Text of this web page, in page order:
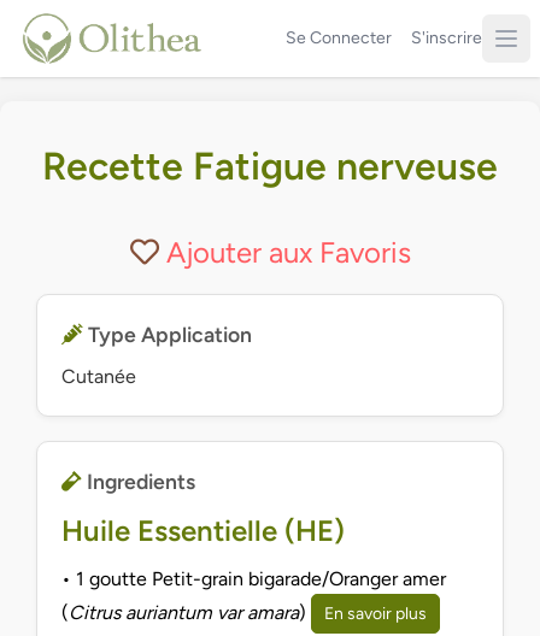
Se Connecter S'inscrire
Recette Fatigue nerveuse
Ajouter aux Favoris
Type Application
Cutanée
Ingredients
Huile Essentielle (HE)
• 1 goutte Petit-grain bigarade/Oranger amer
(Citrus auriantum var amara) En savoir plus